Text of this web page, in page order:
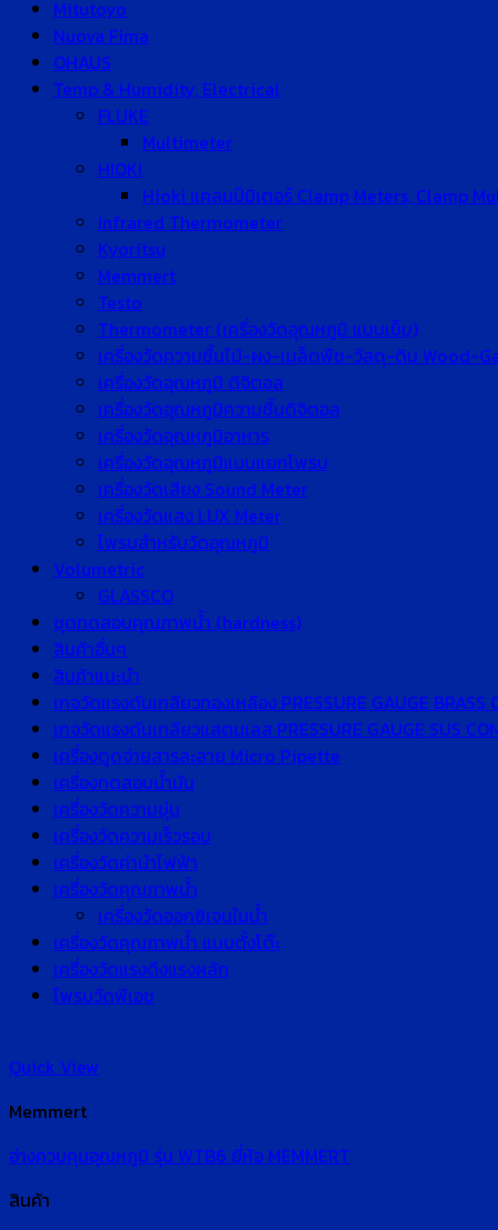
Mitutoyo
Nuova Fima
OHAUS
Temp & Humidity, Electrical
FLUKE
Multimeter
HIOKI
Hioki แคลมป์มิเตอร์ Clamp Meters, Clamp
Infrared Thermometer
Kyoritsu
Memmert
Testo
Thermometer (เครื่องวัดอุณหภูมิ แบบเข็ม)
เครื่องวัดความชื้นไม้-ผง-เมล็ดพืช-วัสดุ-ดิน Wood-
เครื่องวัดอุณหภูมิ ดิจิตอล
เครื่องวัดอุณหภูมิความชื้นดิจิตอล
เครื่องวัดอุณหภูมิอาหาร
เครื่องวัดอุณหภูมิแบบแยกโพรบ
เครื่องวัดเสียง Sound Meter
เครื่องวัดแสง LUX Meter
โพรบสำหรับวัดอุณหภูมิ
Volumetric
GLASSCO
ชุดทดสอบคุณภาพน้ำ (hardness)
สินค้าอื่นๆ
สินค้าแนะนำ
เกจวัดแรงดันเกลียวทองเหลือง PRESSURE GAUGE BRASS
เกจวัดแรงดันเกลียวแสตนเลส PRESSURE GAUGE SUS
เครื่องดูดจ่ายสารละลาย Micro Pipette
เครื่องทดสอบน้ำมัน
เครื่องวัดความขุ่น
เครื่องวัดความเร็วรอบ
เครื่องวัดค่านำไฟฟ้า
เครื่องวัดคุณภาพน้ำ
เครื่องวัดออกซิเจนในน้ำ
เครื่องวัดคุณภาพน้ำ แบบตั้งโต๊ะ
เครื่องวัดแรงดึงแรงผลัก
โพรบวัดพีเอช
Quick View
Memmert
อ่างควบคุมอุณหภูมิ รุ่น WTB6 ยี่ห้อ MEMMERT
สินค้า